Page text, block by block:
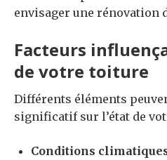
envisager une rénovation
Facteurs
de votre toiture
Différents éléments
significatif sur l’état de
Conditions